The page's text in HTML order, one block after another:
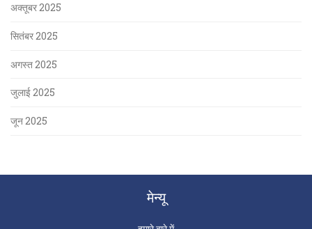
अक्तूबर 2025
सितंबर 2025
अगस्त 2025
जुलाई 2025
जून 2025
मेन्यू